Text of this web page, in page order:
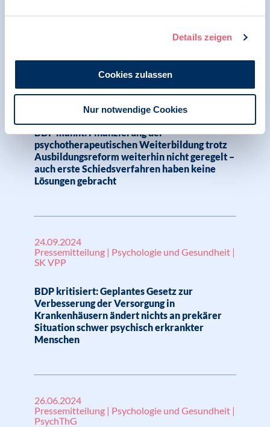
Details zeigen
Cookies zulassen
Nur notwendige Cookies
Pressemitteilung | Psychologie und Gesundheit |
BDP mahnt: Finanzierung der
psychotherapeutischen Weiterbildung trotz
Ausbildungsreform weiterhin nicht geregelt –
auch erste Schiedsverfahren haben keine
Lösungen gebracht
24.09.2024
Pressemitteilung | Psychologie und Gesundheit |
SK VPP
BDP kritisiert: Geplantes Gesetz zur
Verbesserung der Versorgung in
Krankenhäusern ändert nichts an prekärer
Situation schwer psychisch erkrankter
Menschen
26.06.2024
Pressemitteilung | Psychologie und Gesundheit |
PsychThG